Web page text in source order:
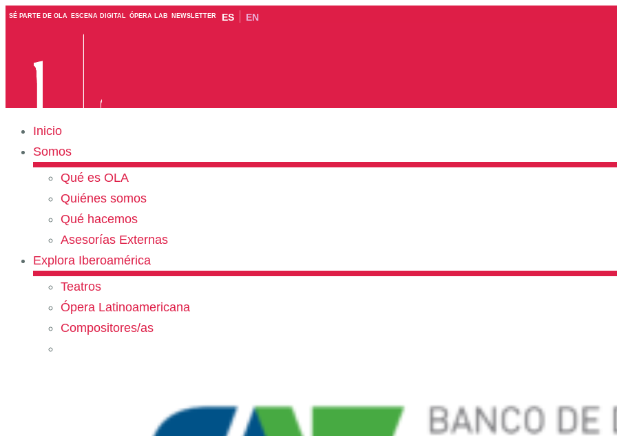
SÉ PARTE DE OLA ESCENA DIGITAL ÓPERA LAB NEWSLETTER ES EN
Inicio
Somos
Qué es OLA
Quiénes somos
Qué hacemos
Asesorías Externas
Explora Iberoamérica
Teatros
Ópera Latinoamericana
Compositores/as